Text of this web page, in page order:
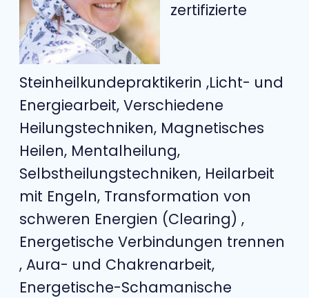
zertifizierte
Steinheilkundepraktikerin ,Licht- und
Energiearbeit, Verschiedene
Heilungstechniken, Magnetisches
Heilen, Mentalheilung,
Selbstheilungstechniken, Heilarbeit
mit Engeln, Transformation von
schweren Energien (Clearing) ,
Energetische Verbindungen trennen
, Aura- und Chakrenarbeit,
Energetische-Schamanische